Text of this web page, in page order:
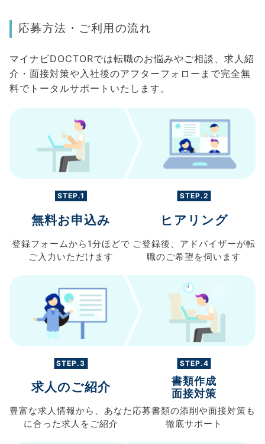
応募方法・ご利用の流れ
マイナビDOCTORでは転職のお悩みやご相談、求人紹
介・面接対策や入社後のアフターフォローまで完全無
料でトータルサポートいたします。
STEP.1
無料お申込み
登録フォームから 1分ほどで
ご入力 いただけます
STEP.2
ヒアリング
ご登録後、 アドバイザーが転
職のご希望を伺います
STEP.3
求人のご紹介
豊富な求人情報から、 あなた
に合った求人を ご紹介
STEP.4
書類作成
面接対策
応募書類の添削や面接対策も
徹底サポート